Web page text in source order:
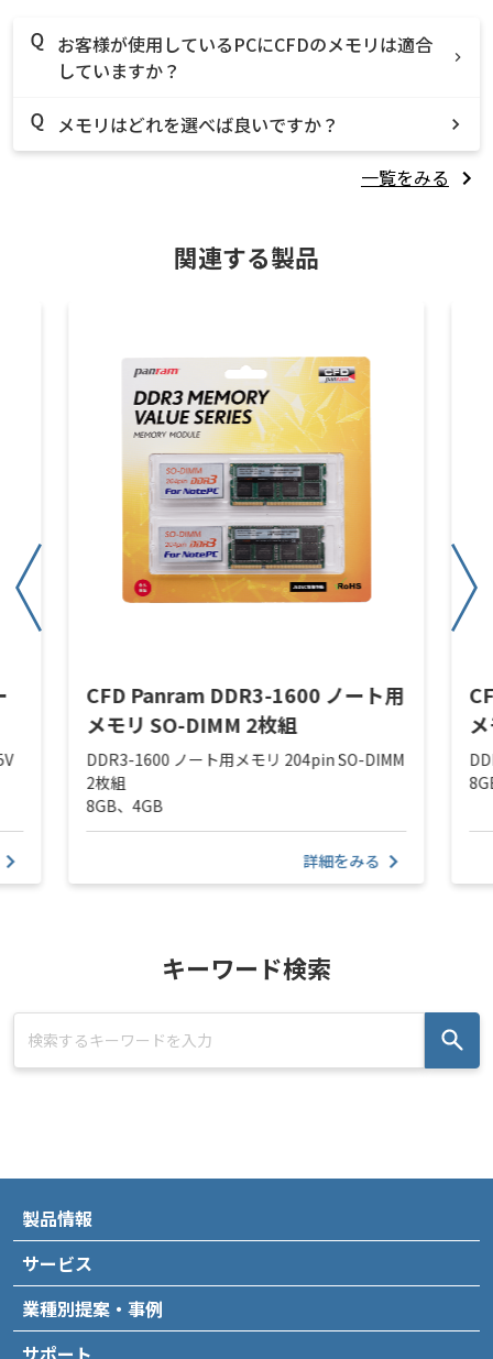
お客様が使用しているPCにCFDのメモリは適合
していますか？
メモリはどれを選べば良いですか？
一覧をみる
関連する製品
CFD Panram DDR3-1600 ノート用
メモリ SO-DIMM 2枚組
DDR3-1600 ノート用メモリ 204pin SO-DIMM
2枚組
8GB、4GB
詳細をみる
キーワード検索
製品情報
サービス
業種別提案・事例
サポート